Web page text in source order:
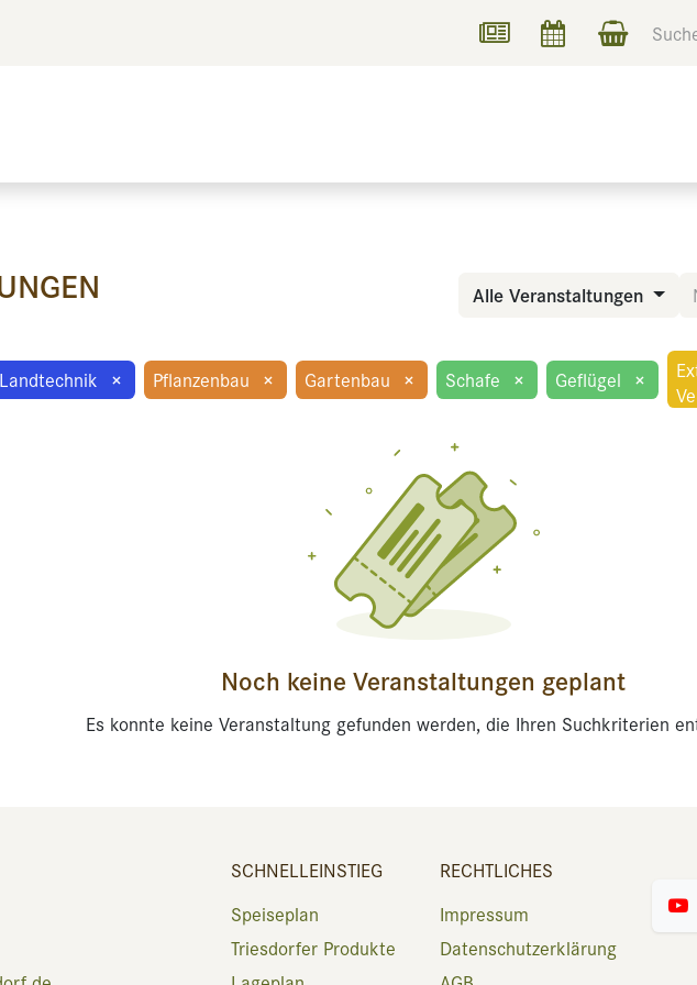
Alle Veranstaltungen
Landtechnik × Pflanzenbau × Gartenbau × Schafe × Geflügel ×
Noch keine Veranstaltungen geplant
Es konnte keine Veranstaltung gefunden werden, die Ihren Suchkriterien
SCHNELLEINSTIEG
Speiseplan
Triesdorfer Produkte
RECHTLICHES
Impressum
Datenschutzerklärung